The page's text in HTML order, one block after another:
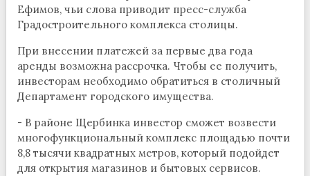
Ефимов, чьи слова приводит пресс-служба
Градостроительного комплекса столицы.
При внесении платежей за первые два года
аренды возможна рассрочка. Чтобы ее получить,
инвесторам необходимо обратиться в столичный
Департамент городского имущества.
- В районе Щербинка инвестор сможет возвести
многофункциональный комплекс площадью почти
8,8 тысячи квадратных метров, который подойдет
для открытия магазинов и бытовых сервисов.